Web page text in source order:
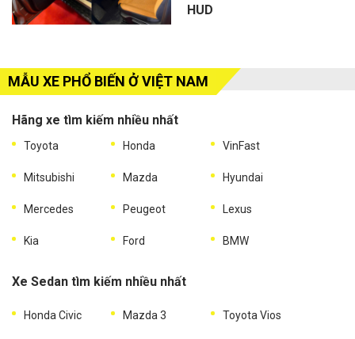
HUD
MẪU XE PHỔ BIẾN Ở VIỆT NAM
Hãng xe tìm kiếm nhiều nhất
Toyota Honda VinFast
Mitsubishi Mazda Hyundai
Mercedes Peugeot Lexus
Kia Ford BMW
Xe Sedan tìm kiếm nhiều nhất
Honda Civic Mazda 3 Toyota Vios